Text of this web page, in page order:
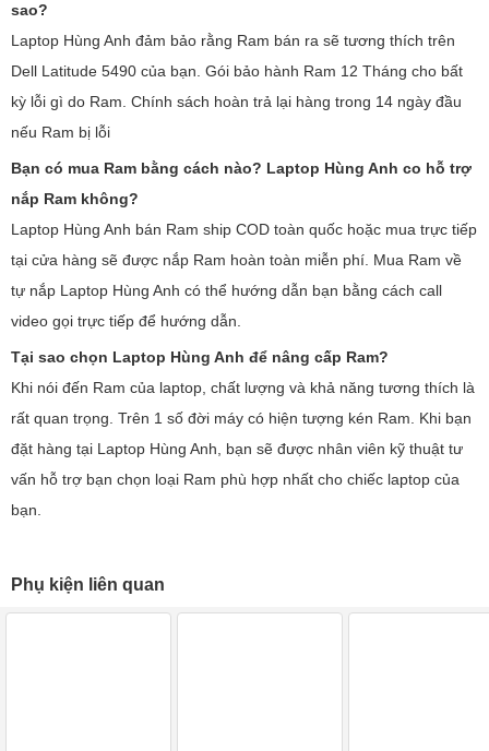
sao?
Laptop Hùng Anh đảm bảo rằng Ram bán ra sẽ tương thích trên
Dell Latitude 5490 của bạn. Gói bảo hành Ram 12 Tháng cho bất
kỳ lỗi gì do Ram. Chính sách hoàn trả lại hàng trong 14 ngày đầu
nếu Ram bị lỗi
Bạn có mua Ram bằng cách nào? Laptop Hùng Anh co hỗ trợ
nắp Ram không?
Laptop Hùng Anh bán Ram ship COD toàn quốc hoặc mua trực tiếp
tại cửa hàng sẽ được nắp Ram hoàn toàn miễn phí. Mua Ram về
tự nắp Laptop Hùng Anh có thể hướng dẫn bạn bằng cách call
video gọi trực tiếp để hướng dẫn.
Tại sao chọn Laptop Hùng Anh để nâng cấp Ram?
Khi nói đến Ram của laptop, chất lượng và khả năng tương thích là
rất quan trọng. Trên 1 số đời máy có hiện tượng kén Ram. Khi bạn
đặt hàng tại Laptop Hùng Anh, bạn sẽ được nhân viên kỹ thuật tư
vấn hỗ trợ bạn chọn loại Ram phù hợp nhất cho chiếc laptop của
bạn.
Phụ kiện liên quan